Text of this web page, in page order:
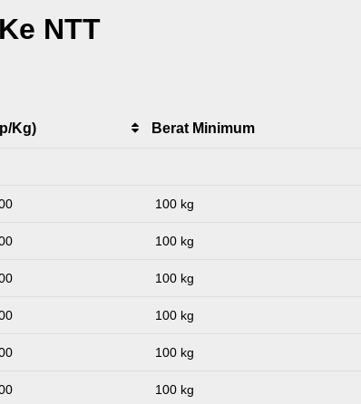
NTT
Kg) Berat Minimum
100 kg
100 kg
100 kg
100 kg
100 kg
100 kg